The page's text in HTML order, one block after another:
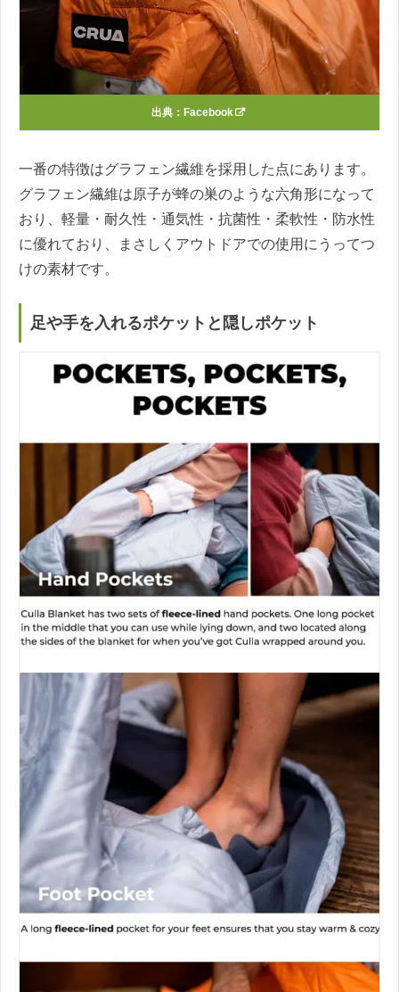
出典： Facebook
一番の特徴はグラフェン繊維を採用した点にあります。
グラフェン繊維は原子が蜂の巣のような六角形になって
おり、軽量・耐久性・通気性・抗菌性・柔軟性・防水性
に優れており、まさしくアウトドアでの使用にうってつ
けの素材です。
足や手を入れるポケットと隠しポケット